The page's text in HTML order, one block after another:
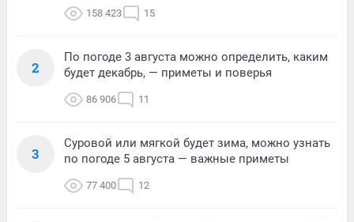
158 423 15
2
По погоде 3 августа можно определить, каким
будет декабрь, — приметы и поверья
86 906 11
3
Суровой или мягкой будет зима, можно узнать
по погоде 5 августа — важные приметы
77 400 12